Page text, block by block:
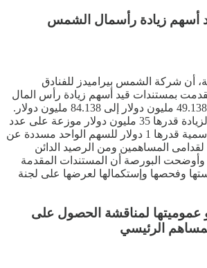
أسهم زيادة رأسمال الشمس
أن شركة الشمس بيراميدز للفنادق
بمستندات قيد أسهم زيادة رأس المال
المصدر والمدفوع من 49.138 مليون دولار إلى 84.138 مليون دولار.
وأضافت البورصة أن الزيادة قدرها 35 مليون دولار موزعة على عدد
35 مليون سهم بقيمة إسمية قدرها 1 دولار للسهم الواحد مسددة عن
لقدامى المساهمين ومن الرصيد الدائن
البورصة أن المستندات المقدمة
وفحصها وإستكمالها لعرضها على لجنة
عموميتها لمناقشة الحصول على
الرئيسي